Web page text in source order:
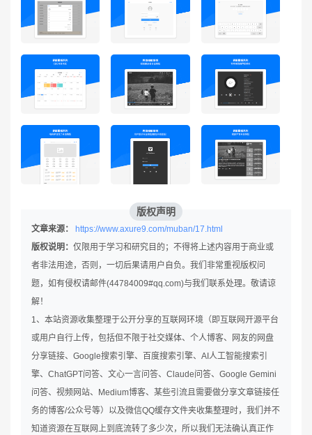
版权声明
文章来源：
https://www.axure9.com/muban/17.html
版权说明： 仅限用于学习和研究目的；不得将上述内容用于商业或
者非法用途，否则，一切后果请用户自负。我们非常重视版权问
题，如有侵权请邮件(44784009#qq.com)与我们联系处理。敬请谅
解！
1、本站资源收集整理于公开分享的互联网环境（即互联网开源平台
或用户自行上传，包括但不限于社交媒体、个人博客、网友的网盘
分享链接、Google搜索引擎、百度搜索引擎、AI人工智能搜索引
擎、ChatGPT问答、文心一言问答、Claude问答、Google Gemini
问答、视频网站、Medium博客、某些引流且需要做分享文章链接任
务的博客/公众号等）以及微信QQ缓存文件夹收集整理时，我们并不
知道资源在互联网上到底流转了多少次，所以我们无法确认真正作